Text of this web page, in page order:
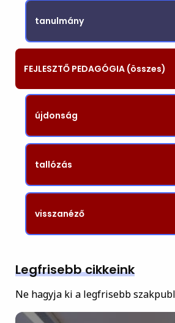
tanulmány
FEJLESZTŐ PEDAGÓGIA (összes)
újdonság
tallózás
visszanéző
Legfrisebb cikkeink
Ne hagyja ki a legfrisebb